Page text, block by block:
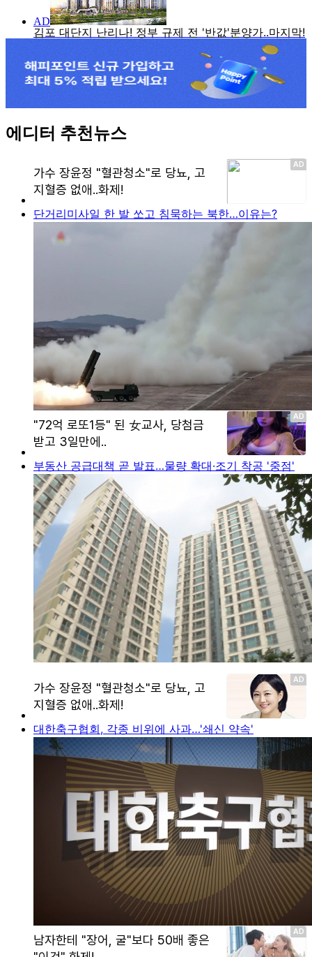
에디터 추천뉴스
단거리미사일 한 발 쏘고 침묵하는 북한…이유는?
부동산 공급대책 곧 발표…물량 확대·조기 착공 '중점'
대한축구협회, 각종 비위에 사과…'쇄신 약속'